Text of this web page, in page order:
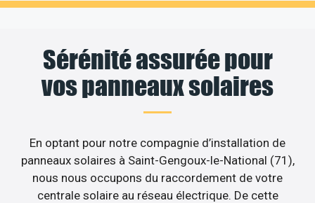
Sérénité assurée pour
vos panneaux solaires
En optant pour notre compagnie d’installation de
panneaux solaires à Saint-Gengoux-le-National (71),
nous nous occupons du raccordement de votre
centrale solaire au réseau électrique. De cette